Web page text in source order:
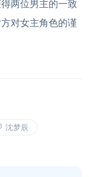
两位男主的一致
对女主角色的谨
沈梦辰